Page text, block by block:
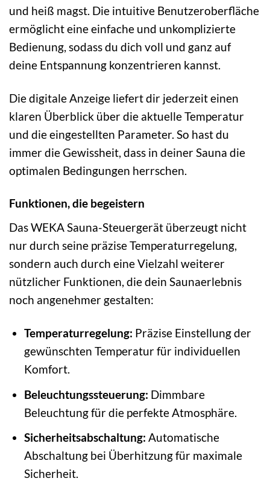
und heiß magst. Die intuitive Benutzeroberfläche
ermöglicht eine einfache und unkomplizierte
Bedienung, sodass du dich voll und ganz auf
deine Entspannung konzentrieren kannst.
Die digitale Anzeige liefert dir jederzeit einen
klaren Überblick über die aktuelle Temperatur
und die eingestellten Parameter. So hast du
immer die Gewissheit, dass in deiner Sauna die
optimalen Bedingungen herrschen.
Funktionen, die begeistern
Das WEKA Sauna-Steuergerät überzeugt nicht
nur durch seine präzise Temperaturregelung,
sondern auch durch eine Vielzahl weiterer
nützlicher Funktionen, die dein Saunaerlebnis
noch angenehmer gestalten:
Temperaturregelung: Präzise Einstellung der
gewünschten Temperatur für individuellen
Komfort.
Beleuchtungssteuerung: Dimmbare
Beleuchtung für die perfekte Atmosphäre.
Sicherheitsabschaltung: Automatische
Abschaltung bei Überhitzung für maximale
Sicherheit.